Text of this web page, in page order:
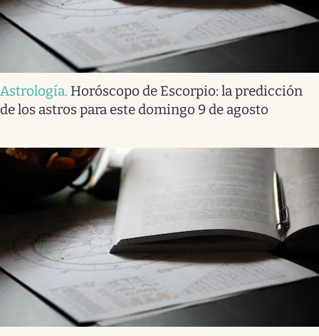
Astrología. Horóscopo de Escorpio: la predicción
de los astros para este domingo 9 de agosto